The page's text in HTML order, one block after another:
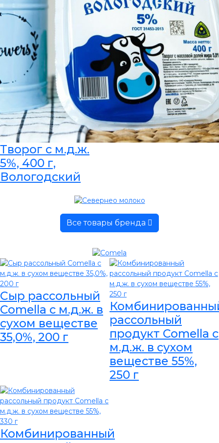
Творог с м.д.ж.
5%, 400 г,
Вологодский
Все товары бренда
Сыр рассольный
Comella с м.д.ж. в
сухом веществе
35,0%, 200 г
рассольный
продукт Comella с
м.д.ж. в сухом
веществе 55%,
250 г
Комбинированный